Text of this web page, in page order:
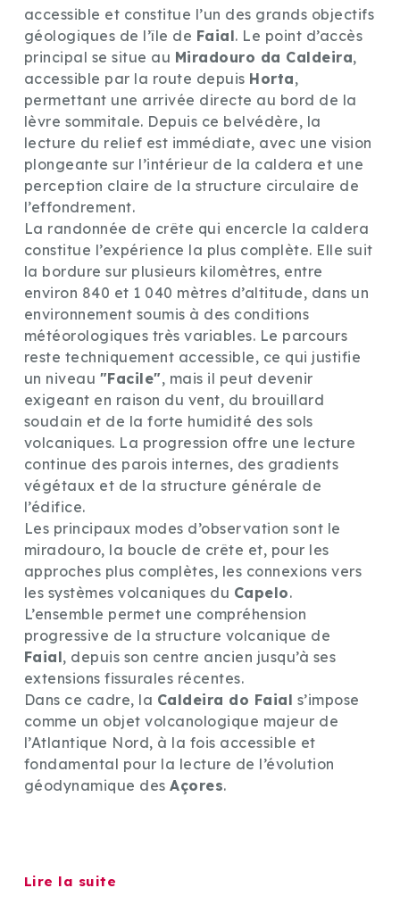
accessible et constitue l’un des grands objectifs
géologiques de l’île de Faial. Le point d’accès
principal se situe au Miradouro da Caldeira,
accessible par la route depuis Horta,
permettant une arrivée directe au bord de la
lèvre sommitale. Depuis ce belvédère, la
lecture du relief est immédiate, avec une vision
plongeante sur l’intérieur de la caldera et une
perception claire de la structure circulaire de
l’effondrement.
La randonnée de crête qui encercle la caldera
constitue l’expérience la plus complète. Elle suit
la bordure sur plusieurs kilomètres, entre
environ 840 et 1 040 mètres d’altitude, dans un
environnement soumis à des conditions
météorologiques très variables. Le parcours
reste techniquement accessible, ce qui justifie
un niveau "Facile", mais il peut devenir
exigeant en raison du vent, du brouillard
soudain et de la forte humidité des sols
volcaniques. La progression offre une lecture
continue des parois internes, des gradients
végétaux et de la structure générale de
l’édifice.
Les principaux modes d’observation sont le
miradouro, la boucle de crête et, pour les
approches plus complètes, les connexions vers
les systèmes volcaniques du Capelo.
L’ensemble permet une compréhension
progressive de la structure volcanique de
Faial, depuis son centre ancien jusqu’à ses
extensions fissurales récentes.
Dans ce cadre, la Caldeira do Faial s’impose
comme un objet volcanologique majeur de
l’Atlantique Nord, à la fois accessible et
fondamental pour la lecture de l’évolution
géodynamique desAçores.
Lire la suite